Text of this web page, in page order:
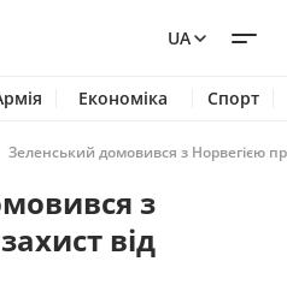
UA
Економіка Спорт
Зеленський домовився з Норвегією
з
від